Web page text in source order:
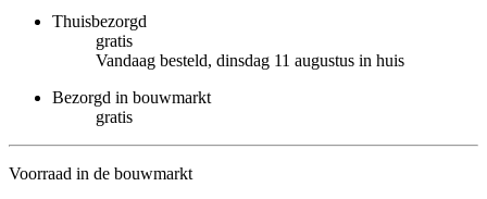
Thuisbezorgd
gratis
Vandaag besteld, dinsdag 11 augustus in huis
Bezorgd in bouwmarkt
gratis
Voorraad in de bouwmarkt